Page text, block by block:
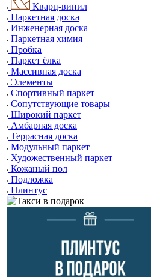
Кварц-винил
Паркетная доска
Инженерная доска
Паркетная химия
Пробка
Паркет ёлка
Массивная доска
Элементы
Спортивный паркет
Сопутствующие товары
Широкий паркет
Амбарная доска
Террасная доска
Модульный паркет
Художественный паркет
Кожаный пол
Подложка
Плинтус